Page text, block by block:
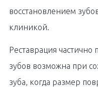
восстановлением
клиникой.
Реставрация
зубов возможна при
зуба, когда размер